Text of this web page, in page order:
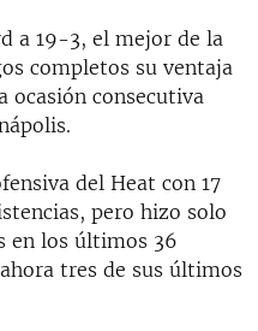
a 19-3, el mejor de la
completos su ventaja
ocasión consecutiva
del Heat con 17
pero hizo solo
en los últimos 36
tres de sus últimos